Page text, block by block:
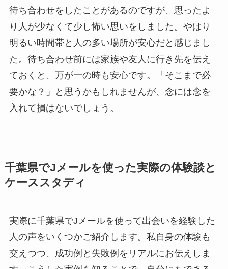
待ち合わせをしたことがあるのですが、思ったよ
り人が少なくて少し怖い思いをしました。やはり
明るい時間帯と人の多い場所が安心だと感じまし
た。待ち合わせ前には家族や友人に行き先を伝え
ておくと、万が一の時も安心です。「そこまで必
要かな？」と思うかもしれませんが、念には念を
入れて損はないでしょう。
千葉県でJメールを使った実際の体験談と
ケーススタディ
実際に千葉県でJメールを使って出会いを経験した
人の声をいくつかご紹介します。私自身の体験も
交えつつ、成功例と失敗例をリアルにお伝えしま